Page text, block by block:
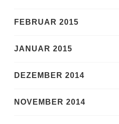
FEBRUAR 2015
JANUAR 2015
DEZEMBER 2014
NOVEMBER 2014